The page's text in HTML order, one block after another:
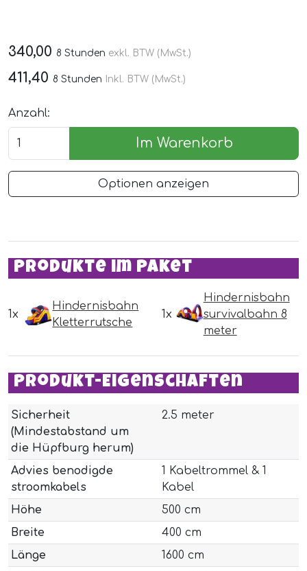
340,00 8 Stunden exkl. BTW (MwSt.)
411,40 8 Stunden Inkl. BTW (MwSt.)
Anzahl:
Im Warenkorb
Optionen anzeigen
Produkte im Paket
1x
Hindernisbahn
Kletterrutsche
1x
Hindernisbahn
survivalbahn 8
meter
Produkt-Eigenschaften
Sicherheit
(Mindestabstand um
die Hüpfburg herum)
2.5 meter
Advies benodigde
stroomkabels
1 Kabeltrommel & 1
Kabel
Höhe
500 cm
Breite
400 cm
Länge
1600 cm